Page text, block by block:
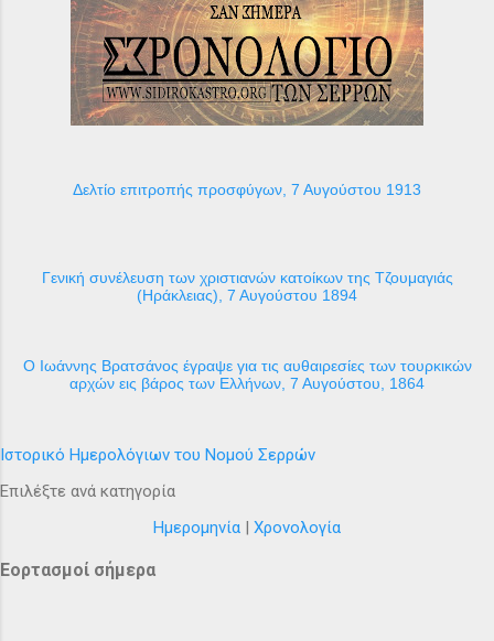
Δελτίο επιτροπής προσφύγων, 7 Αυγούστου 1913
Γενική συνέλευση των χριστιανών κατοίκων της Τζουμαγιάς
(Ηράκλειας), 7 Αυγούστου 1894
Ο Ιωάννης Βρατσάνος έγραψε για τις αυθαιρεσίες των τουρκικών
αρχών εις βάρος των Ελλήνων, 7 Αυγούστου, 1864
Ιστορικό Ημερολόγιων του Νομού Σερρών
Επιλέξτε ανά κατηγορία
Ημερομηνία | Χρονολογία
Εορτασμοί σήμερα